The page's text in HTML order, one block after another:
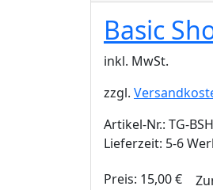
Basic
inkl. MwSt.
zzgl.
Artikel-Nr.: TG-
Lieferzeit: 5-6
Preis: 15,00€